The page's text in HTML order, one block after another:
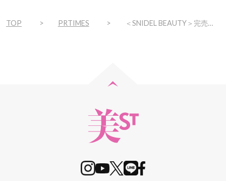
TOP PRTIMES ＜SNIDEL BEAUTY＞完売続きの限定パレット「アイデザイナー 」から、ルミネ新宿2店 限定色が登場！発売を記念したスペシャルなキットも。